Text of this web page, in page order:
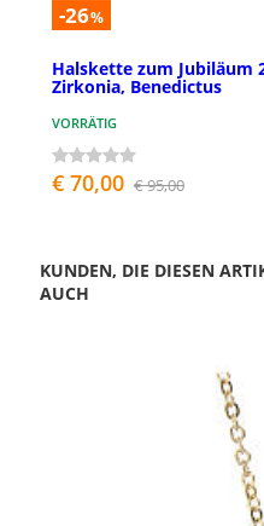
-26%
Halskette zum Jubiläum
Zirkonia, Benedictus
VORRÄTIG
€ 70,00 € 95,00
KUNDEN, DIE DIESEN
AUCH